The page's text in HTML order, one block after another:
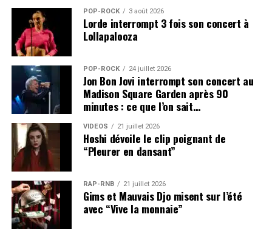
POP-ROCK 3 août 2026
Lorde interrompt 3 fois son concert à
Lollapalooza
POP-ROCK 24 juillet 2026
Jon Bon Jovi interrompt son concert au
Madison Square Garden après 90
minutes : ce que l’on sait…
VIDEOS 21 juillet 2026
Hoshi dévoile le clip poignant de
“Pleurer en dansant”
RAP-RNB 21 juillet 2026
Gims et Mauvais Djo misent sur l’été
avec “Vive la monnaie”